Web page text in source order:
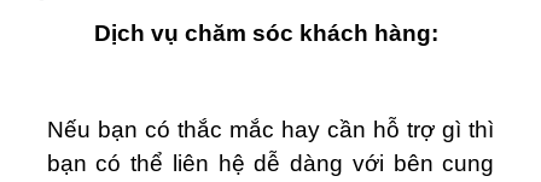
Dịch vụ chăm sóc khách hàng:
Nếu bạn có thắc mắc hay cần hỗ trợ gì thì
bạn có thể liên hệ dễ dàng với bên cung